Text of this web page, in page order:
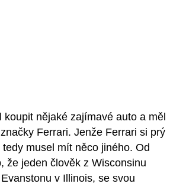
nějaké zajímavé auto a měl
Ferrari. Jenže Ferrari si prý
musel mít něco jiného. Od
že jeden člověk z Wisconsinu
v Illinois, se svou